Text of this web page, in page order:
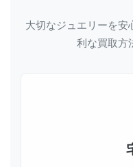
大切なジュエリーを安
利な買取方